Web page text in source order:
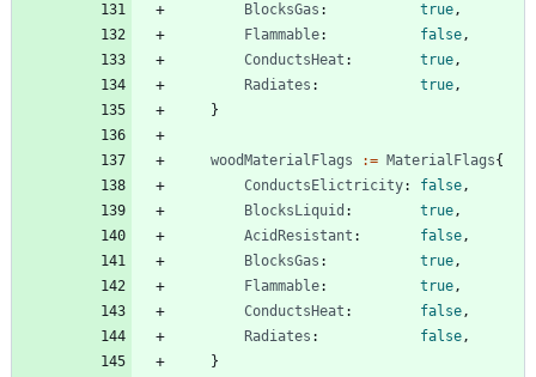
BlocksGas : true,
Flammable: false,
ConductsHeat : true,
Radiates : true,
}
woodMaterialFlags := MaterialFlags{
ConductsElictricity: false,
BlocksLiquid : true,
AcidResistant : false,
BlocksGas : true,
Flammable: true,
ConductsHeat : false,
Radiates : false,
}